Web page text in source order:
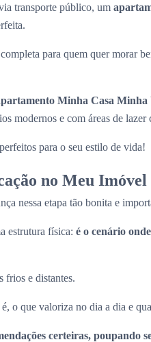
transporte público, um
para quem quer morar
Minha Casa Minha
modernos e com áreas de lazer
perfeitos para o seu estilo de vida!
no Meu Imóvel
nessa etapa tão bonita e
estrutura física: é o cenário
frios e distantes.
o que valoriza no dia a dia e
certeiras, poupando